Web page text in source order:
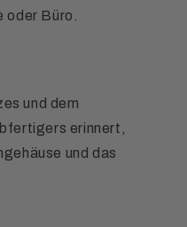
Büro.
und dem
erinnert,
und das